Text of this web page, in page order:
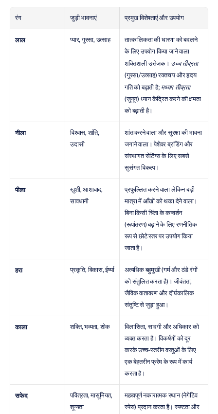
रंग जुड़ी भावनाएं प्रमुख विशेषताएं और उपयोग
लाल प्यार, गुस्सा, उत्साह
तात्कालिकता की धारणा को बदलने
के लिए उपयोग किया जाने वाला
शक्तिशाली उत्तेजक। उच्च तीव्रता
(गुस्सा/उत्साह) रक्तचाप और हृदय
गति को बढ़ाती है; मध्यम तीव्रता
(जुनून) ध्यान केंद्रित करने की क्षमता
को बढ़ाती है।
नीला
विश्वास, शांति,
उदासी
शांत करने वाला और सुरक्षा की भावना
जगाने वाला। पेशेवर ब्रांडिंग और
संस्थागत सेटिंग्स के लिए सबसे
सुसंगत विकल्प।
पीला
खुशी, आशावाद,
सावधानी
प्रफुल्लित करने वाला लेकिन बड़ी
मात्रा में आँखों को थका देने वाला।
बिना किसी चिंता के कन्वर्शन
(रूपांतरण) बढ़ाने के लिए रणनीतिक
रूप से छोटे स्तर पर उपयोग किया
जाता है।
हरा प्रकृति, विकास, ईर्ष्या
अत्यधिक बहुमुखी (गर्म और ठंडे रंगों
को संतुलित करता है)। जीवंतता,
जैविक वातावरण और दीर्घकालिक
संतुष्टि से जुड़ा हुआ।
काला शक्ति, भव्यता, शोक
विलासिता, सादगी और अधिकार को
व्यक्त करता है। विकर्षणों को दूर
करके उच्च-स्तरीय वस्तुओं के लिए
एक बेहतरीन फ्रेम के रूप में कार्य
करता है।
सफेद
पवित्रता, मासूमियत,
शून्यता
महत्वपूर्ण नकारात्मक स्थान (नेगेटिव
स्पेस) प्रदान करता है। स्पष्टता और